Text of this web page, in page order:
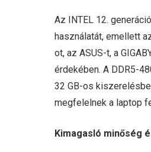
Az INTEL 12.
használatát, emellett
ot, az ASUS-t, a
érdekében. A DDR5-
32 GB-os
megfelelnek a laptop
Kimagasló minőség